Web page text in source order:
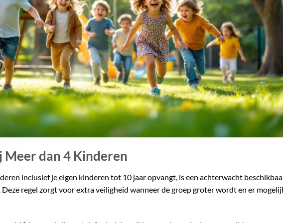
dan 4 Kinderen
inclusief je eigen kinderen tot 10 jaar opvangt, is een achterwacht
regel zorgt voor extra veiligheid wanneer de groep groter wordt en er